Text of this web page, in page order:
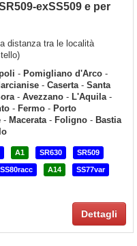
exSS509 e per
distanza tra le località
- Pomigliano d'Arco -
- Caserta- Santa
- Avezzano - L'Aquila-
- Fermo - Porto
- Macerata- Foligno - Bastia
A1 SR630 SR509
SS80racc A14 SS77var
Dettagli